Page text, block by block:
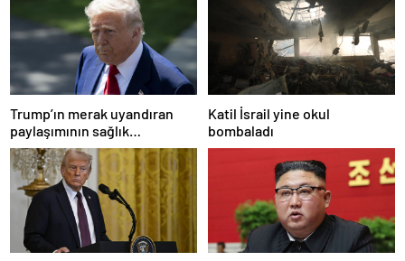
Trump’ın merak uyandıran
paylaşımının sağlık
sistemiyle ilgili kararname
olduğu anlaşıldı
Katil İsrail yine okul
bombaladı